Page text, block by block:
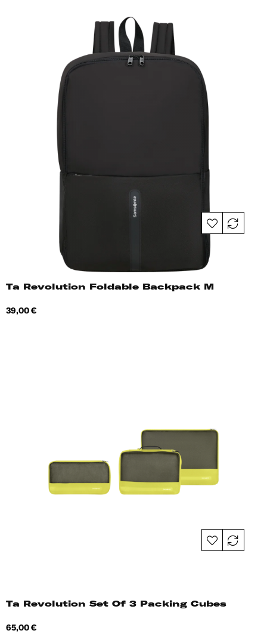
Ta Revolution Foldable Backpack M
Hind
39,00 €
Ta Revolution Set Of 3 Packing Cubes
Hind
65,00 €